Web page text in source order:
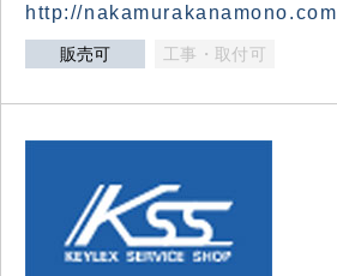
http://nakamurakanamono.com
販売可 工事・取付可